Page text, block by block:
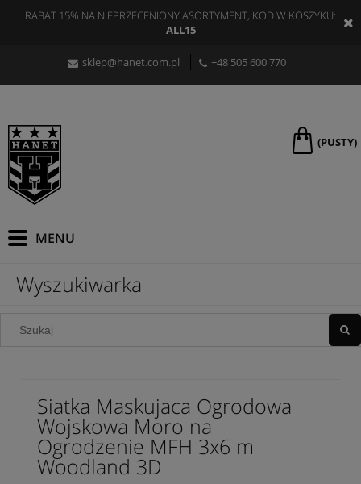
RABAT 15% NA NIEPRZECENIONY ASORTYMENT, KOD W KOSZYKU:
ALL15
sklep@hanet.com.pl +48 505 600 770
(PUSTY)
Wyszukiwarka
Siatka Maskujaca Ogrodowa
Wojskowa Moro na
Ogrodzenie MFH 3x6 m
Woodland 3D